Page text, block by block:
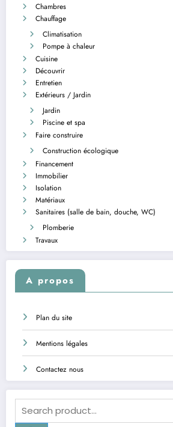
Chambres
Chauffage
Climatisation
Pompe à chaleur
Cuisine
Découvrir
Entretien
Extérieurs / Jardin
Jardin
Piscine et spa
Faire construire
Construction écologique
Financement
Immobilier
Isolation
Matériaux
Sanitaires (salle de bain, douche, WC)
Plomberie
Travaux
A propos
Plan du site
Mentions légales
Contactez nous